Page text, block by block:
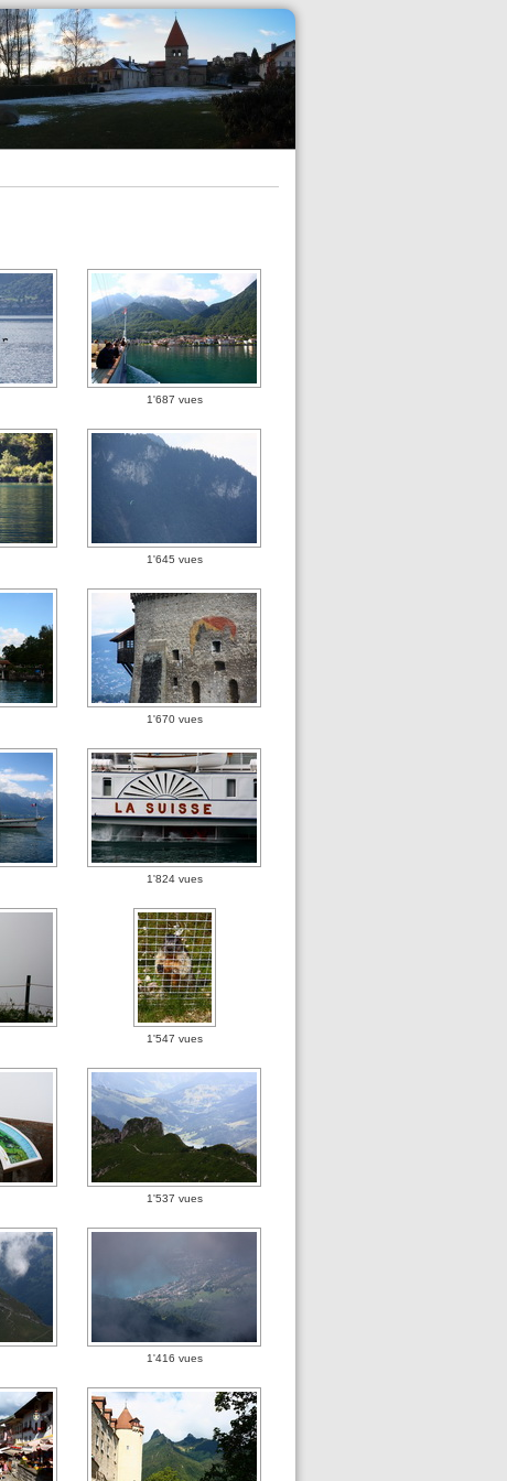
1'687 vues
1'645 vues
1'670 vues
1'824 vues
1'547 vues
1'537 vues
1'416 vues